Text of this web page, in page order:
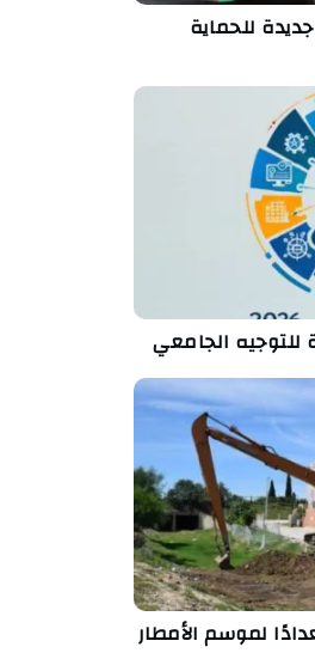
للحماية
للتوجيه الجامعي
لموسم الأمطار